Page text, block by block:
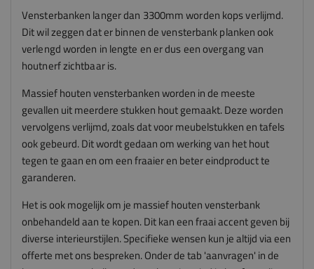
Vensterbanken langer dan 3300mm worden kops verlijmd.
Dit wil zeggen dat er binnen de vensterbank planken ook
verlengd worden in lengte en er dus een overgang van
houtnerf zichtbaar is.
Massief houten vensterbanken worden in de meeste
gevallen uit meerdere stukken hout gemaakt. Deze worden
vervolgens verlijmd, zoals dat voor meubelstukken en tafels
ook gebeurd. Dit wordt gedaan om werking van het hout
tegen te gaan en om een fraaier en beter eindproduct te
garanderen.
Het is ook mogelijk om je massief houten vensterbank
onbehandeld aan te kopen. Dit kan een fraai accent geven bij
diverse interieurstijlen. Specifieke wensen kun je altijd via een
offerte met ons bespreken. Onder de tab 'aanvragen' in de